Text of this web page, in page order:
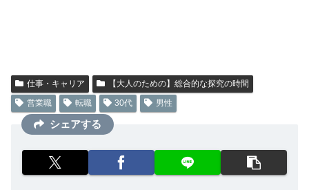
仕事・キャリア
【大人のための】総合的な探究の時間
営業職
転職 30代 男性
シェアする